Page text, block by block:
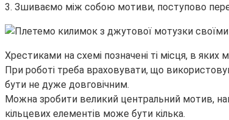
3. Зшиваємо між собою мотиви, поступово
Хрестиками на схемі позначені ті місця, в
При роботі треба враховувати, що
бути не дуже довговічним.
Можна зробити великий центральний мотив,
кільцевих елементів може бути кілька.